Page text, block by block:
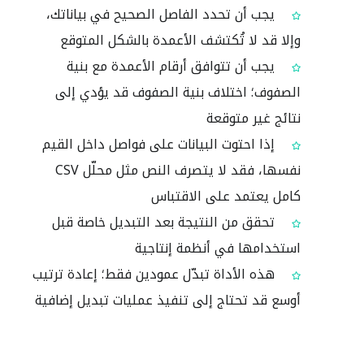
يجب أن تحدد الفاصل الصحيح في بياناتك،
وإلا قد لا تُكتشف الأعمدة بالشكل المتوقع
يجب أن تتوافق أرقام الأعمدة مع بنية
الصفوف؛ اختلاف بنية الصفوف قد يؤدي إلى
نتائج غير متوقعة
إذا احتوت البيانات على فواصل داخل القيم
نفسها، فقد لا يتصرف النص مثل محلّل CSV
كامل يعتمد على الاقتباس
تحقق من النتيجة بعد التبديل خاصة قبل
استخدامها في أنظمة إنتاجية
هذه الأداة تبدّل عمودين فقط؛ إعادة ترتيب
أوسع قد تحتاج إلى تنفيذ عمليات تبديل إضافية